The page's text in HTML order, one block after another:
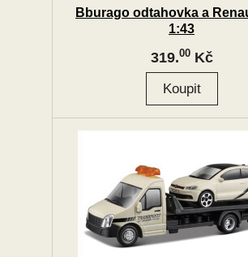
Bburago odtahovka a
1:43
319.00Kč